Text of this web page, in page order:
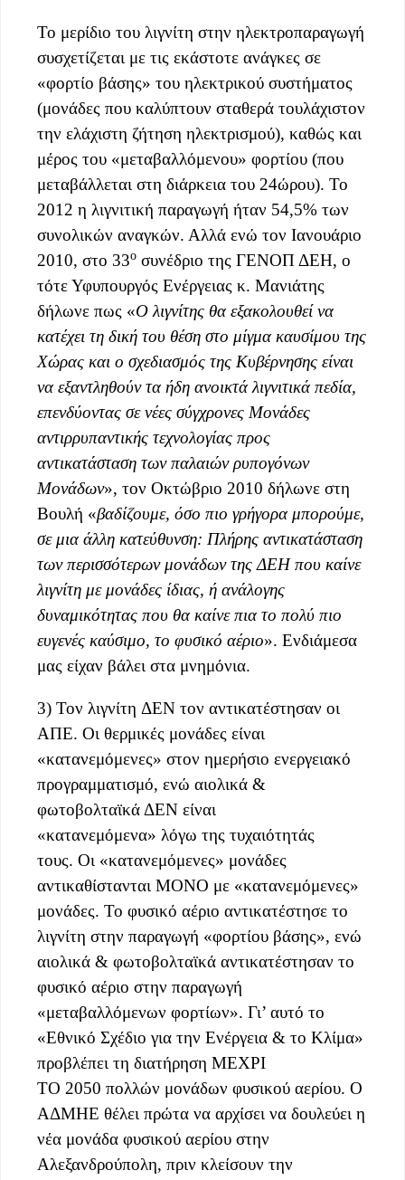
Το μερίδιο του λιγνίτη στην ηλεκτροπαραγωγή
συσχετίζεται με τις εκάστοτε ανάγκες σε
«φορτίο βάσης» του ηλεκτρικού συστήματος
(μονάδες που καλύπτουν σταθερά τουλάχιστον
την ελάχιστη ζήτηση ηλεκτρισμού), καθώς και
μέρος του «μεταβαλλόμενου» φορτίου (που
μεταβάλλεται στη διάρκεια του 24ώρου). Το
2012 η λιγνιτική παραγωγή ήταν 54,5% των
συνολικών αναγκών. Αλλά ενώ τον Ιανουάριο
2010, στο 33ο συνέδριο της ΓΕΝΟΠ ΔΕΗ, ο
τότε Υφυπουργός Ενέργειας κ. Μανιάτης
δήλωνε πως «Ο λιγνίτης θα εξακολουθεί να
κατέχει τη δική του θέση στο μίγμα καυσίμου της
Χώρας και ο σχεδιασμός της Κυβέρνησης είναι
να εξαντληθούν τα ήδη ανοικτά λιγνιτικά πεδία,
επενδύοντας σε νέες σύγχρονες Μονάδες
αντιρρυπαντικής τεχνολογίας προς
αντικατάσταση των παλαιών ρυπογόνων
Μονάδων», τον Οκτώβριο 2010 δήλωνε στη
Βουλή «βαδίζουμε, όσο πιο γρήγορα μπορούμε,
σε μια άλλη κατεύθυνση: Πλήρης αντικατάσταση
των περισσότερων μονάδων της ΔΕΗ που καίνε
λιγνίτη με μονάδες ίδιας, ή ανάλογης
δυναμικότητας που θα καίνε πια το πολύ πιο
ευγενές καύσιμο, το φυσικό αέριο». Ενδιάμεσα
μας είχαν βάλει στα μνημόνια.
3) Τον λιγνίτη ΔΕΝ τον αντικατέστησαν οι
ΑΠΕ. Οι θερμικές μονάδες είναι
«κατανεμόμενες» στον ημερήσιο ενεργειακό
προγραμματισμό, ενώ αιολικά &
φωτοβολταϊκά ΔΕΝ είναι
«κατανεμόμενα» λόγω της τυχαιότητάς
τους. Οι «κατανεμόμενες» μονάδες
αντικαθίστανται ΜΟΝΟ με «κατανεμόμενες»
μονάδες. Το φυσικό αέριο αντικατέστησε το
λιγνίτη στην παραγωγή «φορτίου βάσης», ενώ
αιολικά & φωτοβολταϊκά αντικατέστησαν το
φυσικό αέριο στην παραγωγή
«μεταβαλλόμενων φορτίων». Γι’ αυτό το
«Εθνικό Σχέδιο για την Ενέργεια & το Κλίμα»
προβλέπει τη διατήρηση ΜΕΧΡΙ
ΤΟ 2050 πολλών μονάδων φυσικού αερίου. Ο
ΑΔΜΗΕ θέλει πρώτα να αρχίσει να δουλεύει η
νέα μονάδα φυσικού αερίου στην
Αλεξανδρούπολη, πριν κλείσουν την